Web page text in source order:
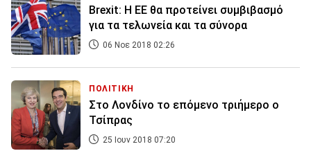
Brexit: Η ΕΕ θα προτείνει συμβιβασμό
για τα τελωνεία και τα σύνορα
06 Νοε 2018 02:26
ΠΟΛΙΤΙΚΗ
Στο Λονδίνο το επόμενο τριήμερο ο
Τσίπρας
25 Ιουν 2018 07:20